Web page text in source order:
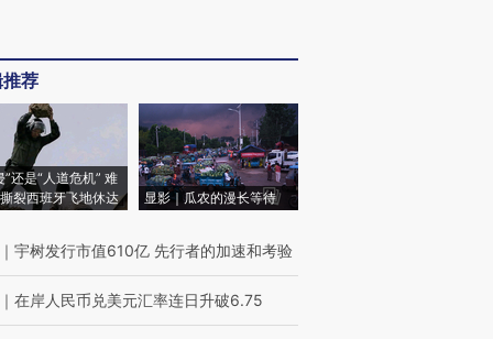
荐
”还是“人道危机” 难
裂西班牙飞地休达
显影｜瓜农的漫长等待
｜ 宇树发行市值610亿 先行者的加速和考验
｜ 在岸人民币兑美元汇率连日升破6.75